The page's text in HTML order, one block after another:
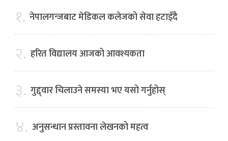
१. नेपालगन्जबाट मेडिकल कलेजको सेवा हटाइँदै
२. हरित विद्यालय आजको आवश्यकता
३. गुद्द्वार चिलाउने समस्या भए यसो गर्नुहोस्
४. अनुसन्धान प्रस्तावना लेखनको महत्व